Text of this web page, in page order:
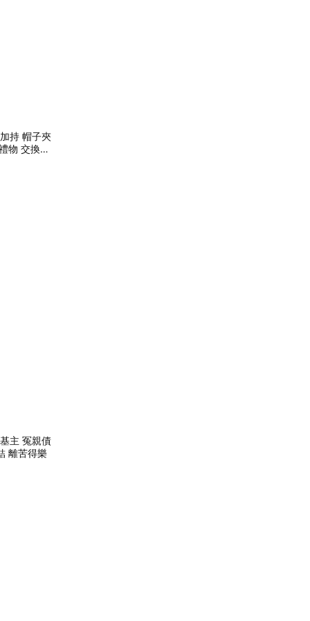
持 帽子夾
物 交換禮
主 冤親債
離苦得樂